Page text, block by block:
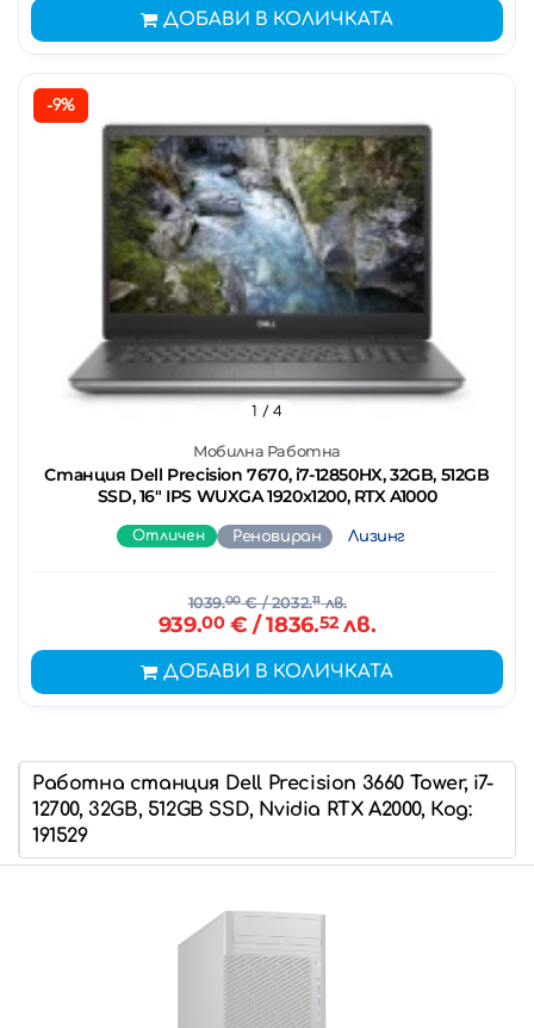
ДОБАВИ В КОЛИЧКАТА
-9%
Мобилна Работна
Станция Dell Precision 7670, i7-12850HX, 32GB, 512GB
SSD, 16" IPS WUXGA 1920x1200, RTX A1000
1 / 4
Отличен Реновиран Лизинг
1039.00€/ 2032.11лв.
939.00€ / 1836.52лв.
ДОБАВИ В КОЛИЧКАТА
Работна станция Dell Precision 3660 Tower, i7-
12700, 32GB, 512GB SSD, Nvidia RTX A2000, Код:
191529